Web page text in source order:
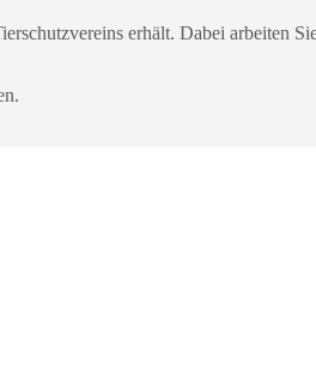
erhält. Dabei arbeiten